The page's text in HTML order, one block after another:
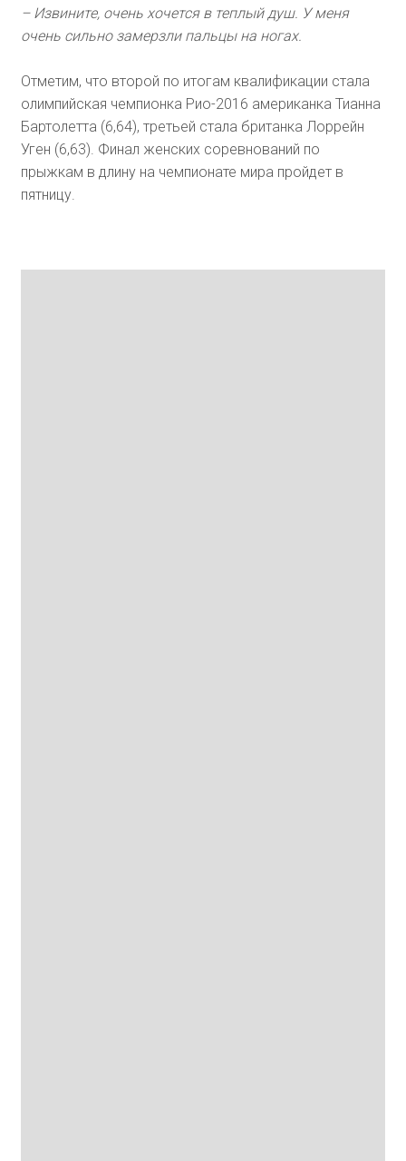
– Извините, очень хочется в теплый душ. У меня
очень сильно замерзли пальцы на ногах.
Отметим, что второй по итогам квалификации стала
олимпийская чемпионка Рио-2016 американка Тианна
Бартолетта (6,64), третьей стала британка Лоррейн
Уген (6,63). Финал женских соревнований по
прыжкам в длину на чемпионате мира пройдет в
пятницу.